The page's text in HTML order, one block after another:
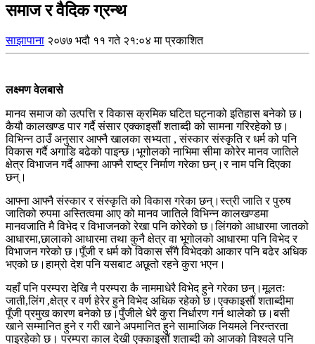
समाज र वैदिक ग्रन्थ
साझापाना २०७७ भदौ ११ गते २१:०४ मा प्रकाशित
लक्ष्मण वेलबासे
मानव समाज को उत्पत्ति र विकास क्रमिक घटित घट्नाको इतिहास बनेको छ।
कैयौ कालखण्ड पार गर्दै संसार एक्काइसौं शताब्दी को सामना गरिरहेको छ।
विभिन्न ठाउँ अनुसार आफ्नै खालका सभ्यता , संस्कार संस्कृति र धर्म को पनि
विकास गर्दै अगाडि बढेको पाइन्छ।भूगोलको नाभिमा सीमा कोरेर मानव जातिले
क्षेत्र विभाजन गर्दै आफ्ना आफ्नै राष्ट्र निर्माण गरेका छन्।र नाम पनि दिएका
छन्।
आफ्ना आफ्नै संस्कार र संस्कृति को विकास गरेका छन्।स्त्री जाति र पुरुष
जातिको रुपमा अस्तित्वमा आए को मानव जातिले विभिन्न कालखण्डमा
मानवजाति मै विभेद र विभाजनको रेखा पनि कोरेको छ।लिंगको आधारमा जातको
आधारमा,छालाको आधारमा तथा कुनै क्षेत्र वा भूगोलको आधारमा पनि विभेद र
विभाजन गरेको छ।पूँजी र धर्म को विकास सँगै विभेदको आकार पनि बढेर अधिक
भएको छ।हाम्रो देश पनि यसबाट अछूतो रहने कुरा भएन।
यहाँ पनि परम्परा देखि नै परम्परा कै नाममाधेरै विभेद हुने गरेका छन्।मूलतः
जाती,लिंग ,क्षेत्र र वर्ण हेरेर हुने विभेद अधिक रहेको छ।एक्काइसौं शताब्दीमा
पूँजी प्रमुख कारण बनेको छ।पुँजीले धेरै कुरा निर्धारण गर्न थालेको छ।बसी
खाने सम्मानित हुने र गरी खाने अपमानित हुने सामाजिक नियमले निरन्तरता
पाइरहेको छ। परम्परा काल देखी एक्काइसौं शताब्दी को आजको विश्वले पनि